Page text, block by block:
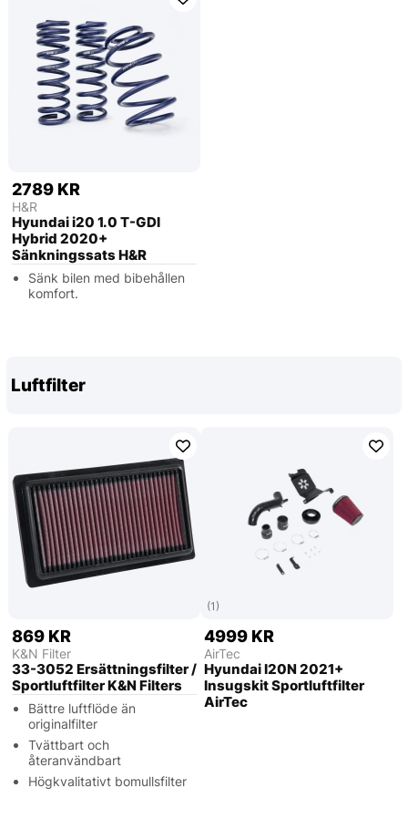
2789 KR
H&R
Hyundai i20 1.0 T-GDI
Hybrid 2020+
Sänkningssats H&R
Sänk bilen med bibehållen
komfort.
Luftfilter
869 KR
K&N Filter
33-3052 Ersättningsfilter /
Sportluftfilter K&N Filters
Bättre luftflöde än
originalfilter
Tvättbart och
återanvändbart
Högkvalitativt bomullsfilter
(1)
4999 KR
AirTec
Hyundai I20N 2021+
Insugskit Sportluftfilter
AirTec